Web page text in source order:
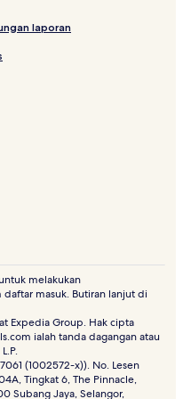
Spa di Petaling Jaya
Taman Perniagaan
Sunway Mentari
laporan
melakukan
masuk. Butiran lanjut di
Expedia Group. Hak cipta
ialah tanda dagangan atau
(1002572-x)). No. Lesen
Tingkat 6, The Pinnacle,
Subang Jaya, Selangor,